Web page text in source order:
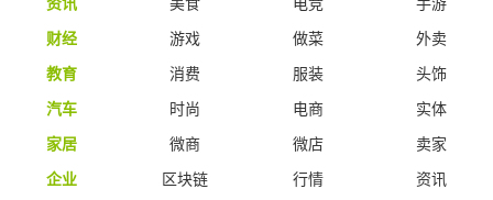
财经
游戏 做菜
外卖
教育
消费 服装
头饰
汽车
时尚 电商
实体
家居
微商 微店
卖家
企业
区块链 行情 资讯